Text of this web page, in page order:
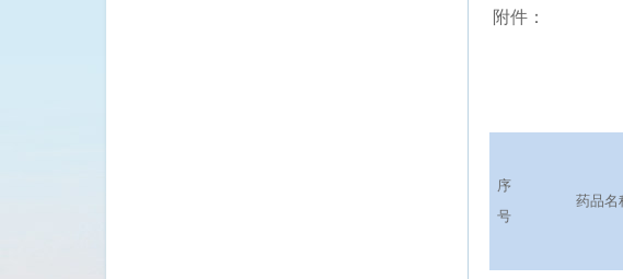
附件：
序
号
药品名